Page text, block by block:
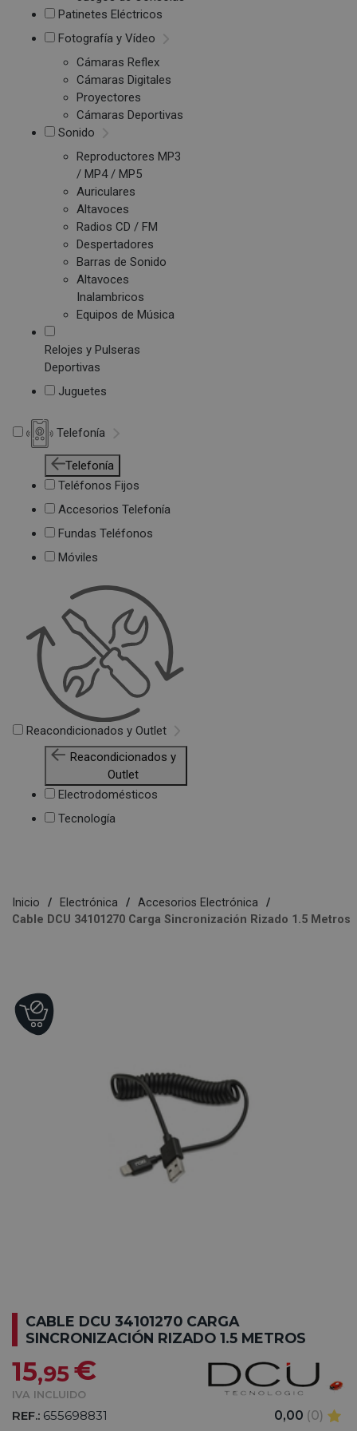
Patinetes Eléctricos
Fotografía y Vídeo
Cámaras Reflex
Cámaras Digitales
Proyectores
Cámaras Deportivas
Sonido
Reproductores MP3
/ MP4 / MP5
Auriculares
Altavoces
Radios CD / FM
Despertadores
Barras de Sonido
Altavoces
Inalambricos
Equipos de Música
Relojes y Pulseras
Deportivas
Juguetes
Telefonía
Telefonía
Teléfonos Fijos
Accesorios Telefonía
Fundas Teléfonos
Móviles
Reacondicionados y Outlet
Reacondicionados y
Outlet
Electrodomésticos
Tecnología
Inicio Electrónica
Accesorios Electrónica
Cable DCU 34101270 Carga Sincronización Rizado 1.5 Metros
CABLE DCU 34101270 CARGA
SINCRONIZACIÓN RIZADO 1.5 METROS
15,95€
IVA INCLUIDO
REF.: 655698831 0,00 (0)